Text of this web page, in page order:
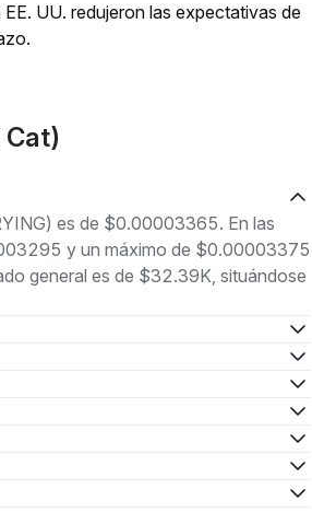
UU. redujeron las expectativas de
es de $0.00003365. En las
y un máximo de $0.00003375
general es de $32.39K, situándose